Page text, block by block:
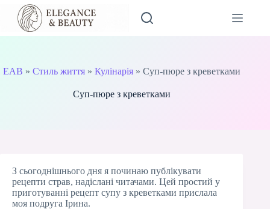
Перейти
вмісту
EAB » Стиль життя» Кулінарія» Суп-пюре з креветками
Суп-пюре з креветками
З сьогоднішнього дня я починаю публікувати
рецепти страв, надіслані читачами. Цей простий у
приготуванні рецепт супу з креветками прислала
моя подруга Ірина.